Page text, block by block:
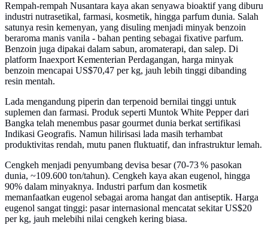
Rempah-rempah Nusantara kaya akan senyawa bioaktif yang diburu
industri nutrasetikal, farmasi, kosmetik, hingga parfum dunia. Salah
satunya resin kemenyan, yang disuling menjadi minyak benzoin
beraroma manis vanila - bahan penting sebagai fixative parfum.
Benzoin juga dipakai dalam sabun, aromaterapi, dan salep. Di
platform Inaexport Kementerian Perdagangan, harga minyak
benzoin mencapai US$70,47 per kg, jauh lebih tinggi dibanding
resin mentah.
Lada mengandung piperin dan terpenoid bernilai tinggi untuk
suplemen dan farmasi. Produk seperti Muntok White Pepper dari
Bangka telah menembus pasar gourmet dunia berkat sertifikasi
Indikasi Geografis. Namun hilirisasi lada masih terhambat
produktivitas rendah, mutu panen fluktuatif, dan infrastruktur lemah.
Cengkeh menjadi penyumbang devisa besar (70-73 % pasokan
dunia, ~109.600 ton/tahun). Cengkeh kaya akan eugenol, hingga
90% dalam minyaknya. Industri parfum dan kosmetik
memanfaatkan eugenol sebagai aroma hangat dan antiseptik. Harga
eugenol sangat tinggi: pasar internasional mencatat sekitar US$20
per kg, jauh melebihi nilai cengkeh kering biasa.